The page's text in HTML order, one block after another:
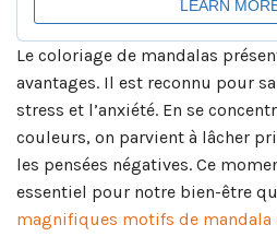
Le coloriage de mandalas
avantages. Il est reconnu pour
stress et l’anxiété. En se
couleurs, on parvient à lâcher
les pensées négatives. Ce
essentiel pour notre bien-être
magnifiques motifs de mandala